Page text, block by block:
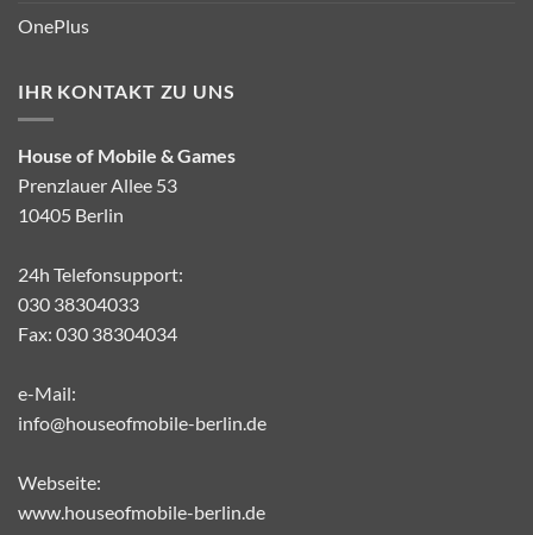
OnePlus
IHR KONTAKT ZU UNS
House of Mobile & Games
Prenzlauer Allee 53
10405 Berlin
24h Telefonsupport:
030 38304033
Fax: 030 38304034
e-Mail:
info@houseofmobile-berlin.de
Webseite:
www.houseofmobile-berlin.de